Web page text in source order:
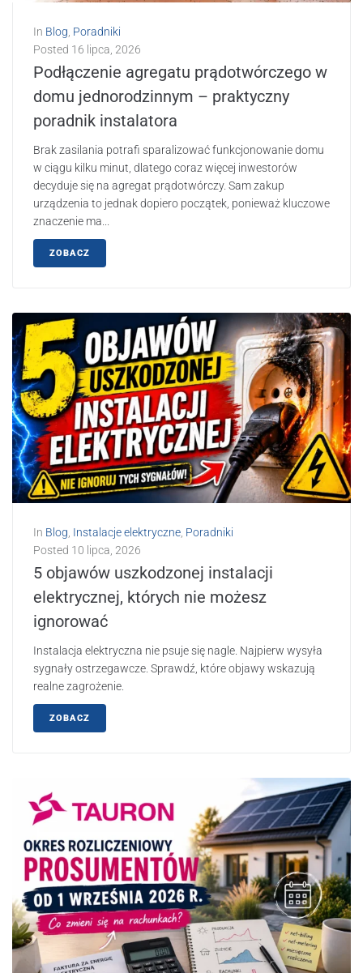
In Blog Poradniki
Posted 16 lipca, 2026
Podłączenie agregatu prądotwórczego w
domu jednorodzinnym – praktyczny
poradnik instalatora
Brak zasilania potrafi sparalizować funkcjonowanie domu
w ciągu kilku minut, dlatego coraz więcej inwestorów
decyduje się na agregat prądotwórczy. Sam zakup
urządzenia to jednak dopiero początek, ponieważ kluczowe
znaczenie ma...
ZOBACZ
In Blog Instalacje elektryczne Poradniki
Posted 10 lipca, 2026
5 objawów uszkodzonej instalacji
elektrycznej, których nie możesz
ignorować
Instalacja elektryczna nie psuje się nagle. Najpierw wysyła
sygnały ostrzegawcze. Sprawdź, które objawy wskazują
realne zagrożenie.
ZOBACZ